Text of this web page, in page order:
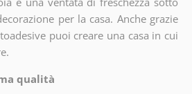
per la casa. Anche grazie
puoi creare una casa in cui
qualità